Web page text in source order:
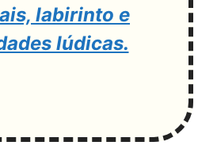
labirinto e
lúdicas.